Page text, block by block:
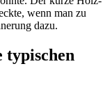
wenn man zu
dazu.